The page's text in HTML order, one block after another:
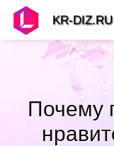
Почему
KR-DIZ.RU
Топ новостей»